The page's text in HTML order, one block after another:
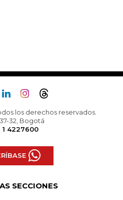
los derechos reservados.
37-32, Bogotá
1 4227600
SECCIONES